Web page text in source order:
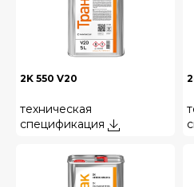
2K 550 V20
техническая
спецификация